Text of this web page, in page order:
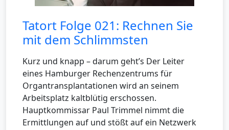
Tatort Folge 021: Rechnen Sie
mit dem Schlimmsten
Kurz und knapp – darum geht’s Der Leiter
eines Hamburger Rechenzentrums für
Organtransplantationen wird an seinem
Arbeitsplatz kaltblütig erschossen.
Hauptkommissar Paul Trimmel nimmt die
Ermittlungen auf und stößt auf ein Netzwerk